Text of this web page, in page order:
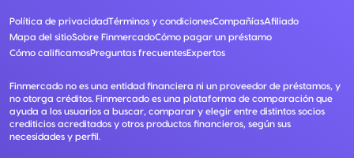
Política de privacidadTérminos y condicionesCompañíasAfiliado
Mapa del sitioSobre FinmercadoCómo pagar un préstamo
Cómo calificamosPreguntas frecuentesExpertos
Finmercado no es una entidad financiera ni un proveedor de préstamos, y
no otorga créditos. Finmercado es una plataforma de comparación que
ayuda a los usuarios a buscar, comparar y elegir entre distintos socios
crediticios acreditados y otros productos financieros, según sus
necesidades y perfil.